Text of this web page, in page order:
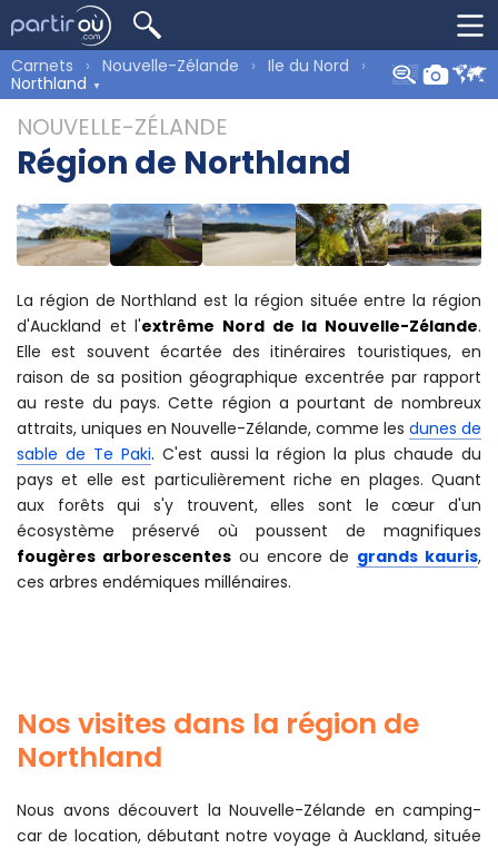
Carnets Nouvelle-Zélande
Ile du Nord
Northland
NOUVELLE-ZÉLANDE
Région de Northland
La région de Northland est la région située entre la région
d'Auckland et l'extrême Nord de la Nouvelle-Zélande.
Elle est souvent écartée des itinéraires touristiques, en
raison de sa position géographique excentrée par rapport
au reste du pays. Cette région a pourtant de nombreux
attraits, uniques en Nouvelle-Zélande, comme les dunes de
sable de Te Paki. C'est aussi la région la plus chaude du
pays et elle est particulièrement riche en plages. Quant
aux forêts qui s'y trouvent, elles sont le cœur d'un
écosystème préservé où poussent de magnifiques
fougères arborescentesou encore de grands kauris,
ces arbres endémiques millénaires.
Nos visites dans la région de
Northland
Nous avons découvert la Nouvelle-Zélande en camping-
car de location, débutant notre voyage à Auckland, située